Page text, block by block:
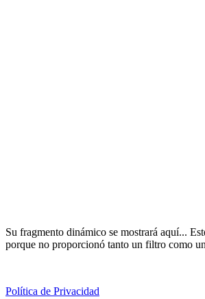
Su fragmento dinámico se mostrará aquí...
porque no proporcionó tanto un filtro como
Política de Privacidad